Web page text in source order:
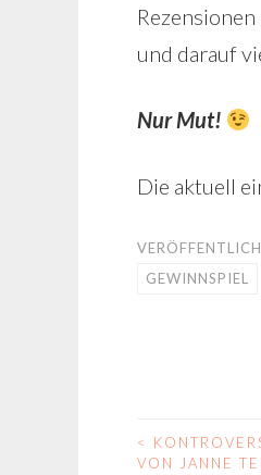
und darauf
Nur Mut!
Die aktuell
GEWINNSPIEL
<
VON JANNE